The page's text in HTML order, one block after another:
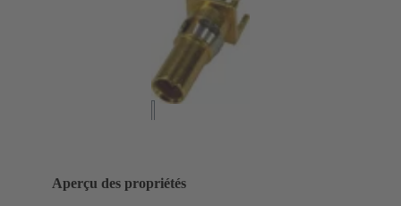
Aperçu des propriétés